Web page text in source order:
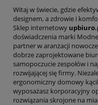
Witaj w świecie, gdzie
designem, a zdrowie i
Sklep internetowy
doświadczenia marki
partner w aranżacji
dobrze zaprojektowane
samopoczucie zespołów i
rozwijającej się firmy.
ergonomiczny domowy
wyposażasz korporacyjny
rozwiązania skrojone na